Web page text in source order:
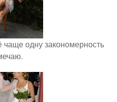
одну закономерность